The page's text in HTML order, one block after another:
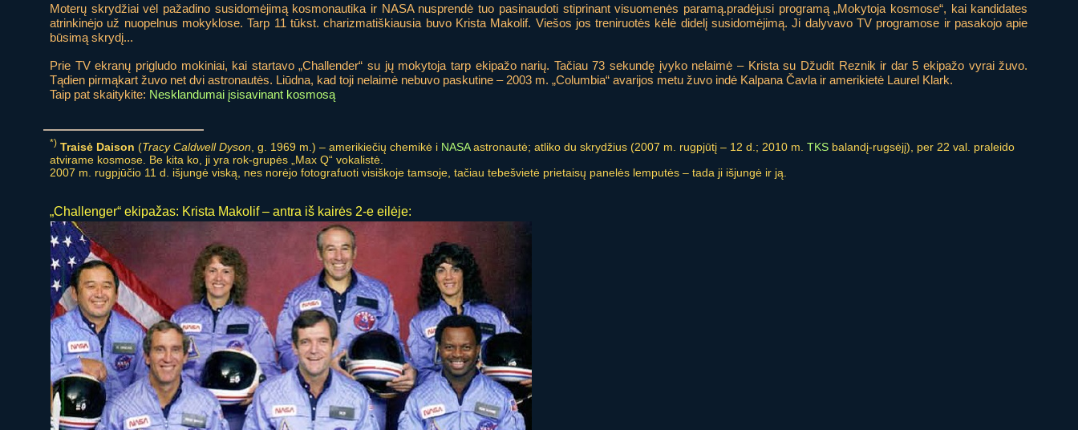
Moterų skrydžiai vėl pažadino susidomėjimą kosmonautika ir NASA nusprendė tuo pasinaudoti stiprinant visuomenės paramą.pradėjusi programą „Mokytoja kosmose“, kai kandidates
atrinkinėjo už nuopelnus mokyklose. Tarp 11 tūkst. charizmatiškiausia buvo Krista Makolif. Viešos jos treniruotės kėlė didelį susidomėjimą. Ji dalyvavo TV programose ir pasakojo apie
būsimą skrydį...
Prie TV ekranų prigludo mokiniai, kai startavo „Challender“ su jų mokytoja tarp ekipažo narių. Tačiau 73 sekundę įvyko nelaimė – Krista su Džudit Reznik ir dar 5 ekipažo vyrai žuvo.
Tądien pirmąkart žuvo net dvi astronautės. Liūdna, kad toji nelaimė nebuvo paskutine – 2003 m. „Columbia“ avarijos metu žuvo indė Kalpana Čavla ir amerikietė Laurel Klark.
Taip pat skaitykite: Nesklandumai įsisavinant kosmosą
*) Traisė Daison (Tracy Caldwell Dyson , g. 1969 m.) – amerikiečių chemikė i NASAastronautė; atliko du skrydžius (2007 m. rugpjūtį – 12 d.; 2010 m. TKS balandį-rugsėjį), per 22 val. praleido
atvirame kosmose. Be kita ko, ji yra rok-grupės „Max Q“ vokalistė.
2007 m. rugpjūčio 11 d. išjungė viską, nes norėjo fotografuoti visiškoje tamsoje, tačiau tebešvietė prietaisų panelės lemputės – tada ji išjungė ir ją.
„Challenger“ ekipažas: Krista Makolif – antra iš kairės 2-e eilėje: